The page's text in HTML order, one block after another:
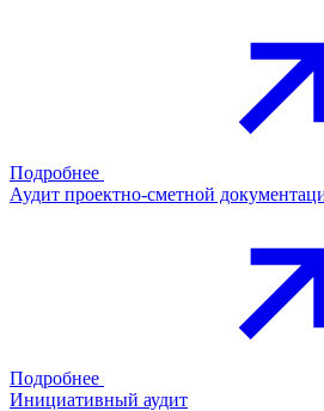
Подробнее
Аудит проектно-сметной
Подробнее
Инициативный аудит